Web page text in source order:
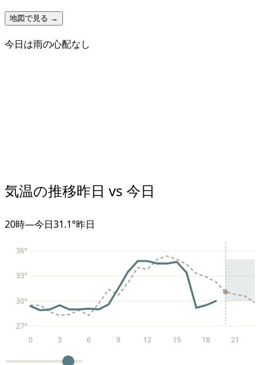
地図で見る →
今日は雨の心配なし
気温の推移昨日 vs 今日
20時—今日31.1°昨日
27°
30°
33°
36°
0 3 6 9 12 15 18 21